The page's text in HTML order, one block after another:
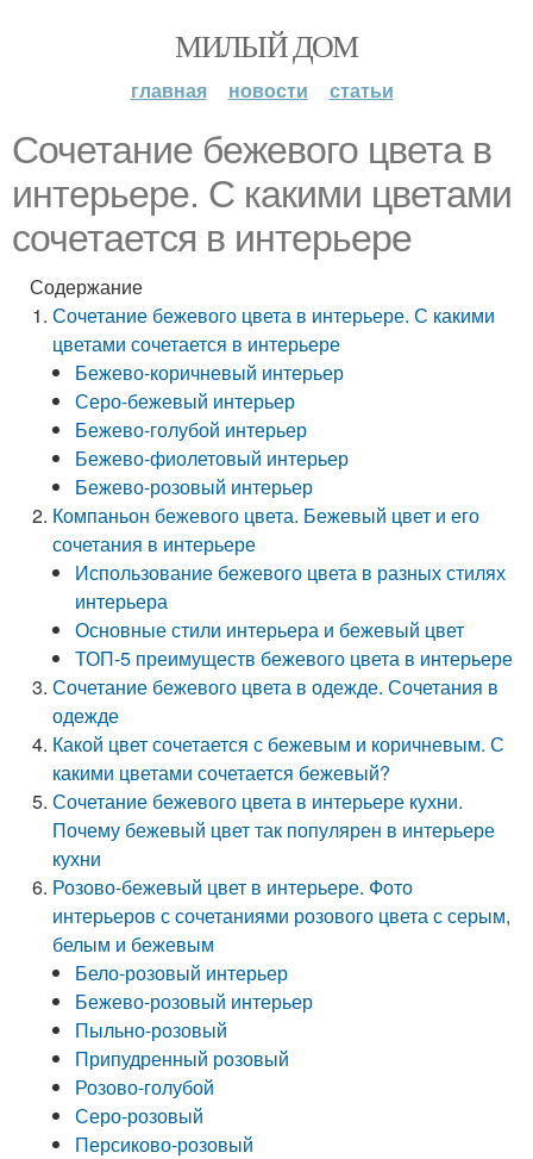
МИЛЫЙ ДОМ
главная новости статьи
Сочетание бежевого цвета в
интерьере. С какими цветами
сочетается в интерьере
Содержание
Сочетание бежевого цвета в интерьере. С какими
цветами сочетается в интерьере
Бежево-коричневый интерьер
Серо-бежевый интерьер
Бежево-голубой интерьер
Бежево-фиолетовый интерьер
Бежево-розовый интерьер
Компаньон бежевого цвета. Бежевый цвет и его
сочетания в интерьере
Использование бежевого цвета в разных стилях
интерьера
Основные стили интерьера и бежевый цвет
ТОП-5 преимуществ бежевого цвета в интерьере
Сочетание бежевого цвета в одежде. Сочетания в
одежде
Какой цвет сочетается с бежевым и коричневым. С
какими цветами сочетается бежевый?
Сочетание бежевого цвета в интерьере кухни.
Почему бежевый цвет так популярен в интерьере
кухни
Розово-бежевый цвет в интерьере. Фото
интерьеров с сочетаниями розового цвета с серым,
белым и бежевым
Бело-розовый интерьер
Бежево-розовый интерьер
Пыльно-розовый
Припудренный розовый
Розово-голубой
Серо-розовый
Персиково-розовый